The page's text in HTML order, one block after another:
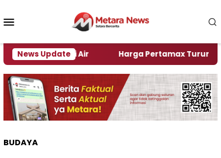
konten
News Update
Alami Krisi Air Harga Pertamax Turun Per
BUDAYA